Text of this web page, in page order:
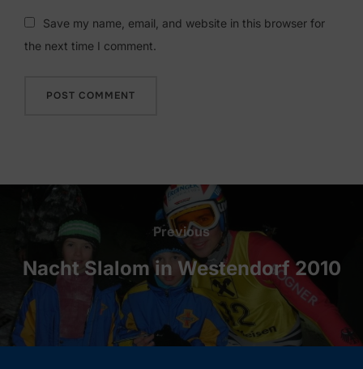
Save my name, email, and website in this browser for
the next time I comment.
Beitragsnavigation
Previous
Previous
Nacht Slalom in Westendorf 2010